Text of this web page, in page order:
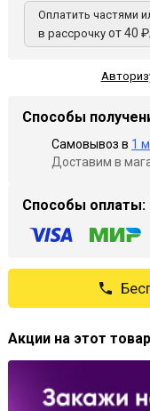
Оплатить частями
в рассрочку от 40
Способы
Самовывоз в 1
Доставим в
Способы оплаты:
Акции на этот товар